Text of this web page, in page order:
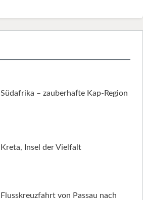
Südafrika – zauberhafte Kap-Region
Kreta, Insel der Vielfalt
Flusskreuzfahrt von Passau nach